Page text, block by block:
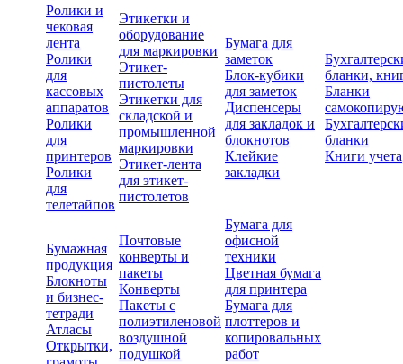
Ролики и
чековая
лента
Ролики
для
кассовых
аппаратов
Ролики
для
принтеров
Ролики
для
телетайпов
Этикетки и
оборудование
для маркировки
Этикет-
пистолеты
Этикетки для
складской и
промышленной
маркировки
Этикет-лента
для этикет-
пистолетов
Бумага для
заметок
Блок-кубики
для заметок
Диспенсеры
для закладок и
блокнотов
Клейкие
закладки
бланки,
Бланки
бланки
Книги учета
Бумажная
продукция
Блокноты
и бизнес-
тетради
Атласы
Открытки,
Почтовые
конверты и
пакеты
Конверты
Пакеты с
полиэтиленовой
воздушной
подушкой
Бумага для
офисной
техники
Цветная бумага
для принтера
Бумага для
плоттеров и
копировальных
работ